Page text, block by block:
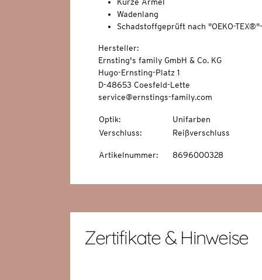
Kurze Ärmel
Wadenlang
Schadstoffgeprüft nach "OEKO-
Hersteller:
Ernsting's family GmbH & Co. KG
Hugo-Ernsting-Platz 1
D-48653 Coesfeld-Lette
service@ernstings-family.com
Optik:
Unifarben
Verschluss: Reißverschluss
Artikelnummer: 8696000328
Zertifikate & Hinweise